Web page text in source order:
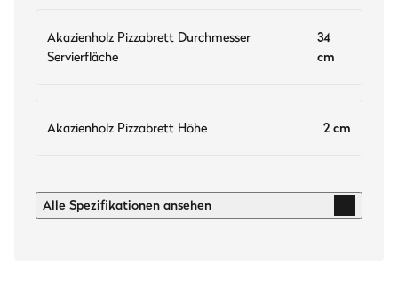
Akazienholz Pizzabrett Durchmesser
Servierfläche
34
cm
Akazienholz Pizzabrett Höhe 2 cm
Technische Daten
Alle Spezifikationen ansehen